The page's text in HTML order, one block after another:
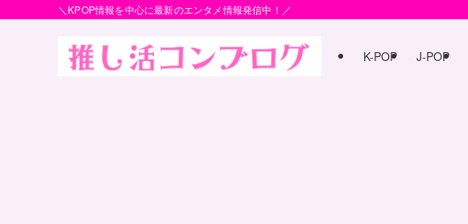
＼KPOP情報を中心に最新のエンタメ情報発信中！／
K-POP J-POP